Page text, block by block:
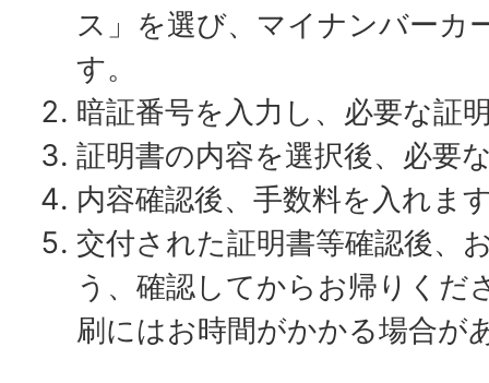
ス」を選び、マイナンバーカ
す。
暗証番号を入力し、必要な証
証明書の内容を選択後、必要
内容確認後、手数料を入れま
交付された証明書等確認後、
う、確認してからお帰りくだ
刷にはお時間がかかる場合が